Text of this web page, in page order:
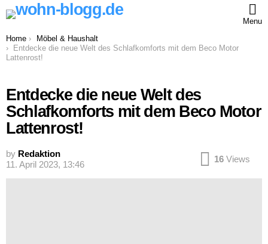
Menu
You are here:
Home
Möbel & Haushalt
Entdecke die neue Welt des Schlafkomforts mit dem Beco Motor
Lattenrost!
Entdecke die neue Welt des
Schlafkomforts mit dem Beco Motor
Lattenrost!
by Redaktion
11. April 2023, 13:46
16 Views